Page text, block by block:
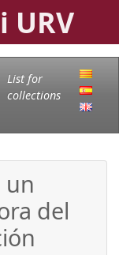
URV
List for
collections
un
del